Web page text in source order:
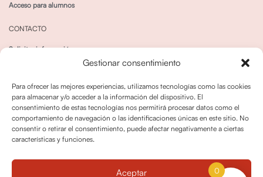
Gestionar consentimiento
Para ofrecer las mejores experiencias, utilizamos tecnologías como las cookies
para almacenar y/o acceder a la información del dispositivo. El
consentimiento de estas tecnologías nos permitirá procesar datos como el
comportamiento de navegación o las identificaciones únicas en este sitio. No
consentir o retirar el consentimiento, puede afectar negativamente a ciertas
características y funciones.
Aceptar
Acceso para alumnos
CONTACTO
Solicitar información
Política de cookies
0